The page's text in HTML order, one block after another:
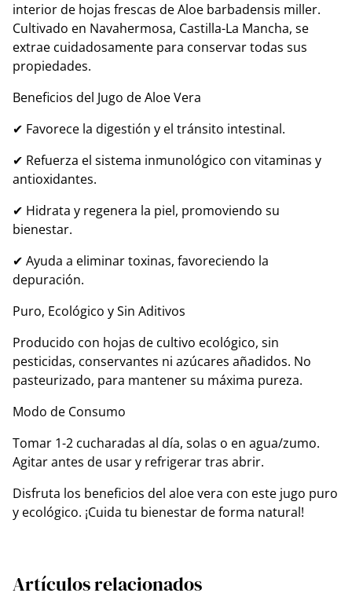
interior de hojas frescas de Aloe barbadensis miller.
Cultivado en Navahermosa, Castilla-La Mancha, se
extrae cuidadosamente para conservar todas sus
propiedades.
Beneficios del Jugo de Aloe Vera
✔ Favorece la digestión y el tránsito intestinal.
✔ Refuerza el sistema inmunológico con vitaminas y
antioxidantes.
✔ Hidrata y regenera la piel, promoviendo su
bienestar.
✔ Ayuda a eliminar toxinas, favoreciendo la
depuración.
Puro, Ecológico y Sin Aditivos
Producido con hojas de cultivo ecológico, sin
pesticidas, conservantes ni azúcares añadidos. No
pasteurizado, para mantener su máxima pureza.
Modo de Consumo
Tomar 1-2 cucharadas al día, solas o en agua/zumo.
Agitar antes de usar y refrigerar tras abrir.
Disfruta los beneficios del aloe vera con este jugo puro
y ecológico. ¡Cuida tu bienestar de forma natural!
Artículos relacionados